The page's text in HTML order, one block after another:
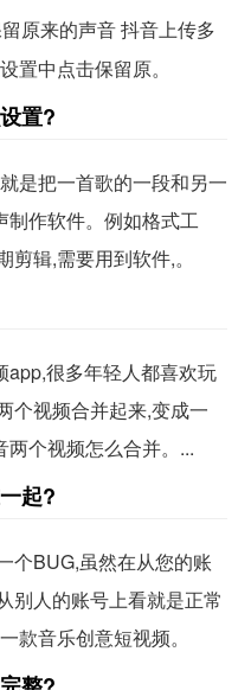
原来的声音 抖音上传多
置中点击保留原。
置?
是把一首歌的一段和另一
制作软件。例如格式工
辑,需要用到软件,。
很多年轻人都喜欢玩
个视频合并起来,变成一
个视频怎么合并。...
起?
个BUG,虽然在从您的账
别人的账号上看就是正常
款音乐创意短视频。